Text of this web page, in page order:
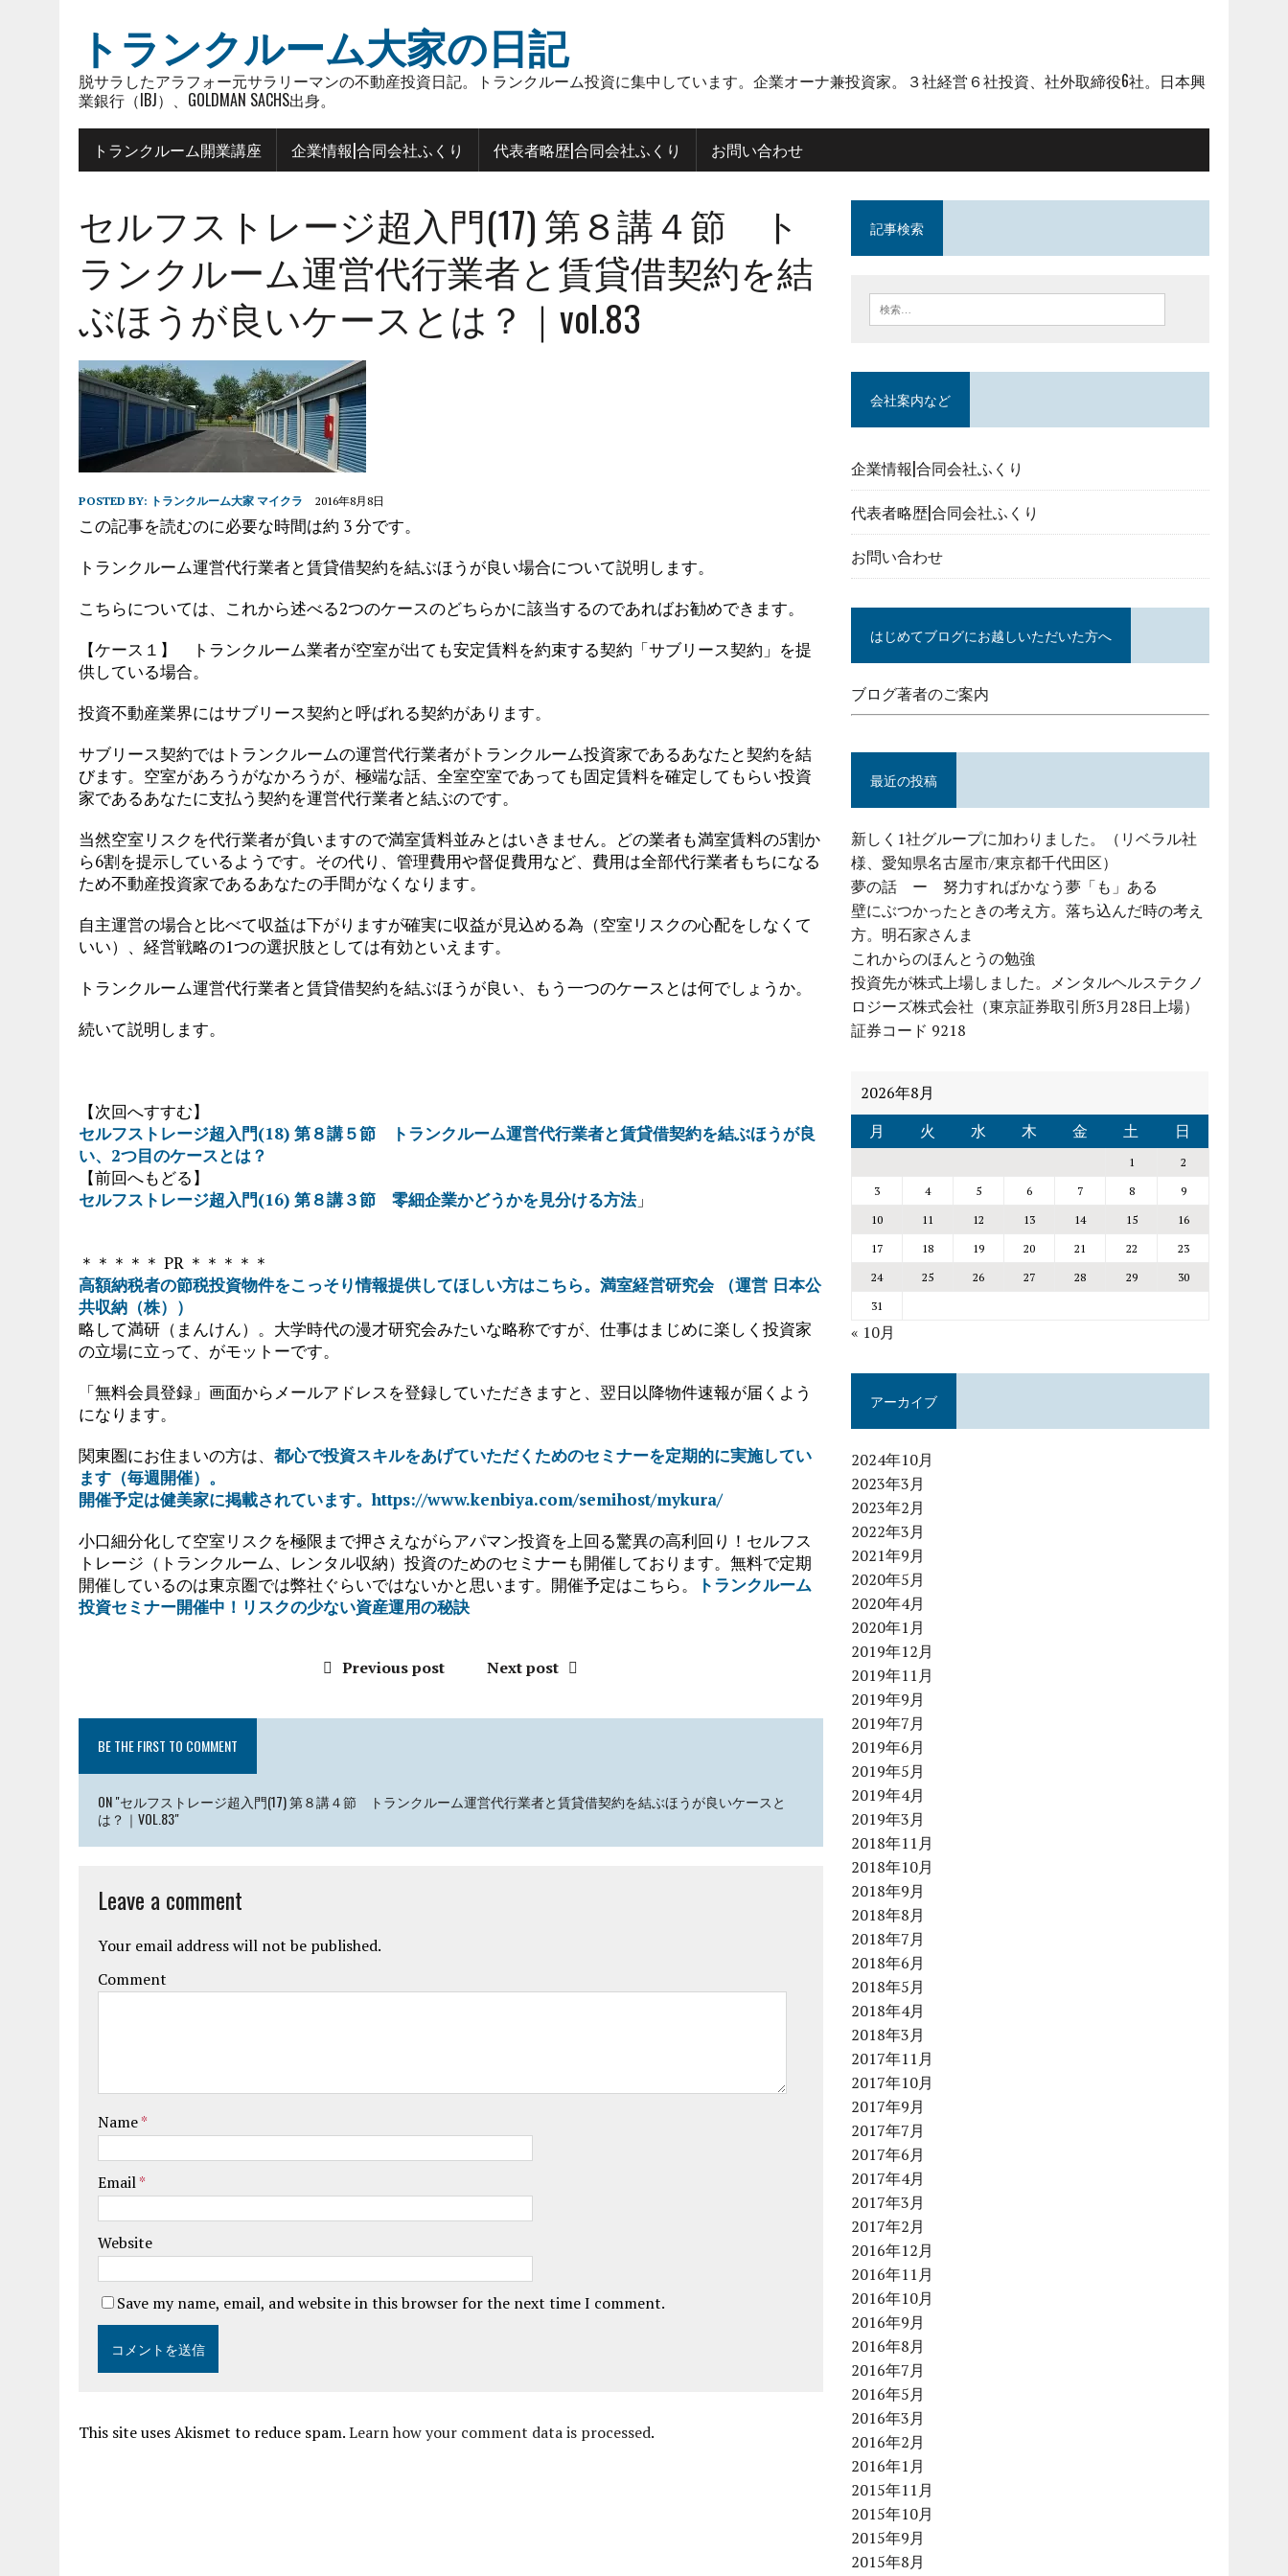
トランクルーム大家の日記
脱サラしたアラフォー元サラリーマンの不動産投資日記。トランクルーム投資に集中しています。企業オーナ兼投資家。３社経営６社投資、社外取締役6社。日本興
業銀行（IBJ）、GOLDMAN SACHS出身。
トランクルーム開業講座 企業情報|合同会社ふくり 代表者略歴|合同会社ふくり お問い合わせ
セルフストレージ超入門(17) 第８講４節 ト
ランクルーム運営代行業者と賃貸借契約を結
ぶほうが良いケースとは？｜vol.83
POSTED BY: トランクルーム大家 マイクラ 2016年8月8日
この記事を読むのに必要な時間は約 3 分です。
トランクルーム運営代行業者と賃貸借契約を結ぶほうが良い場合について説明します。
こちらについては、これから述べる2つのケースのどちらかに該当するのであればお勧めできます。
【ケース１】 トランクルーム業者が空室が出ても安定賃料を約束する契約「サブリース契約」を提
供している場合。
投資不動産業界にはサブリース契約と呼ばれる契約があります。
サブリース契約ではトランクルームの運営代行業者がトランクルーム投資家であるあなたと契約を結
びます。空室があろうがなかろうが、極端な話、全室空室であっても固定賃料を確定してもらい投資
家であるあなたに支払う契約を運営代行業者と結ぶのです。
当然空室リスクを代行業者が負いますので満室賃料並みとはいきません。どの業者も満室賃料の5割か
ら6割を提示しているようです。その代り、管理費用や督促費用など、費用は全部代行業者もちになる
ため不動産投資家であるあなたの手間がなくなります。
自主運営の場合と比べて収益は下がりますが確実に収益が見込める為（空室リスクの心配をしなくて
いい）、経営戦略の1つの選択肢としては有効といえます。
トランクルーム運営代行業者と賃貸借契約を結ぶほうが良い、もう一つのケースとは何でしょうか。
続いて説明します。
【次回へすすむ】
セルフストレージ超入門(18) 第８講５節 トランクルーム運営代行業者と賃貸借契約を結ぶほうが良
い、2つ目のケースとは？
【前回へもどる】
セルフストレージ超入門(16) 第８講３節 零細企業かどうかを見分ける方法」
＊＊＊＊＊ PR ＊＊＊＊＊
高額納税者の節税投資物件をこっそり情報提供してほしい方はこちら。満室経営研究会 （運営 日本公
共収納（株））
略して満研（まんけん）。大学時代の漫才研究会みたいな略称ですが、仕事はまじめに楽しく投資家
の立場に立って、がモットーです。
「無料会員登録」画面からメールアドレスを登録していただきますと、翌日以降物件速報が届くよう
になります。
関東圏にお住まいの方は、 都心で投資スキルをあげていただくためのセミナーを定期的に実施してい
ます（毎週開催）。
開催予定は健美家に掲載されています。https://www.kenbiya.com/semihost/mykura/
小口細分化して空室リスクを極限まで押さえながらアパマン投資を上回る驚異の高利回り！セルフス
トレージ（トランクルーム、レンタル収納）投資のためのセミナーも開催しております。無料で定期
開催しているのは東京圏では弊社ぐらいではないかと思います。開催予定はこちら。
トランクルーム
投資セミナー開催中！リスクの少ない資産運用の秘訣
Previous post Next post
BE THE FIRST TO COMMENT
ON "セルフストレージ超入門(17) 第８講４節 トランクルーム運営代行業者と賃貸借契約を結ぶほうが良いケースと
は？｜VOL.83"
Leave a comment
Your email address will not be published.
Comment
Name*
Email*
Website
Save my name, email, and website in this browser for the next time I comment.
This site uses Akismet to reduce spam.Learn how your comment data is processed.
記事検索
会社案内など
企業情報|合同会社ふくり
代表者略歴|合同会社ふくり
お問い合わせ
はじめてブログにお越しいただいた方へ
ブログ著者のご案内
最近の投稿
新しく1社グループに加わりました。（リベラル社
様、愛知県名古屋市/東京都千代田区）
夢の話 ー 努力すればかなう夢「も」ある
壁にぶつかったときの考え方。落ち込んだ時の考え
方。明石家さんま
これからのほんとうの勉強
投資先が株式上場しました。メンタルヘルステクノ
ロジーズ株式会社（東京証券取引所3月28日上場）
証券コード 9218
2026年8月
月
火 水 木 金 土 日
1
2
3
4 5 6 7 8
9
10
11 12 13 14 15
16
17
18 19 20 21 22
23
24
25 26 27 28 29
30
31
« 10月
アーカイブ
2024年10月
2023年3月
2023年2月
2022年3月
2021年9月
2020年5月
2020年4月
2020年1月
2019年12月
2019年11月
2019年9月
2019年7月
2019年6月
2019年5月
2019年4月
2019年3月
2018年11月
2018年10月
2018年9月
2018年8月
2018年7月
2018年6月
2018年5月
2018年4月
2018年3月
2017年11月
2017年10月
2017年9月
2017年7月
2017年6月
2017年4月
2017年3月
2017年2月
2016年12月
2016年11月
2016年10月
2016年9月
2016年8月
2016年7月
2016年5月
2016年3月
2016年2月
2016年1月
2015年11月
2015年10月
2015年9月
2015年8月